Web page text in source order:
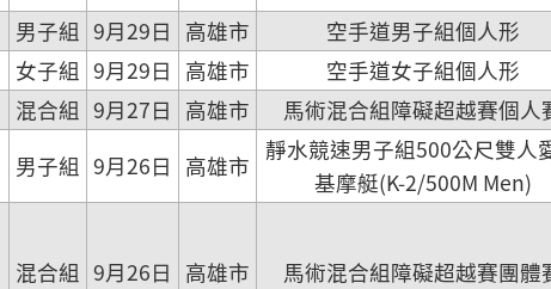
男子組 9月29日 高雄市
空手道男子組個人形
女子組 9月29日 高雄市
空手道女子組個人形
混合組 9月27日 高雄市
馬術混合組障礙超越賽個人
男子組 9月26日 高雄市
靜水競速男子組500公尺雙人
基摩艇(K-2/500M Men)
混合組 9月26日 高雄市 馬術混合組障礙超越賽團體